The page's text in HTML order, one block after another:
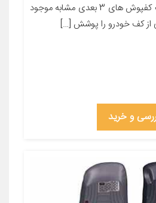
معرفی محصول بر خلاف کفپوش های 3 بعدی مشابه موجود
از کف خودرو را پوشش […]
و خرید